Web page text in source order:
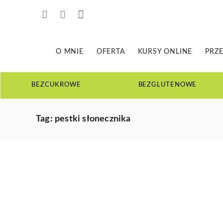
O MNIE OFERTA KURSY ONLINE
BEZCUKROWE BEZGLUTENOWE
Tag: pestki słonecznika